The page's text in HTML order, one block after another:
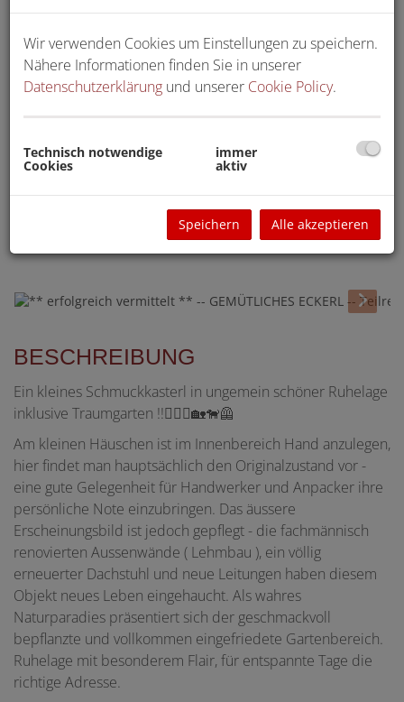
BESCHREIBUNG
Ein kleines Schmuckkasterl in ungemein schöner Ruhelage
inklusive Traumgarten !!👷🏻‍♂️🏡🐕‍🦺
Am kleinen Häuschen ist im Innenbereich Hand anzulegen,
hier findet man hauptsächlich den Originalzustand vor -
eine gute Gelegenheit für Handwerker und Anpacker ihre
persönliche Note einzubringen. Das äussere
Erscheinungsbild ist jedoch gepflegt - die fachmännisch
renovierten Aussenwände ( Lehmbau ), ein völlig
erneuerter Dachstuhl und neue Leitungen haben diesem
Objekt neues Leben eingehaucht. Als wahres
Naturparadies präsentiert sich der geschmackvoll
bepflanzte und vollkommen eingefriedete Gartenbereich.
Ruhelage mit besonderem Flair, für entspannte Tage die
richtige Adresse.
Wir verwenden Cookies um Einstellungen zu speichern.
Nähere Informationen finden Sie in unserer
Datenschutzerklärung und unserer Cookie Policy.
Technisch notwendige
Cookies
immer
aktiv
Speichern Alle akzeptieren